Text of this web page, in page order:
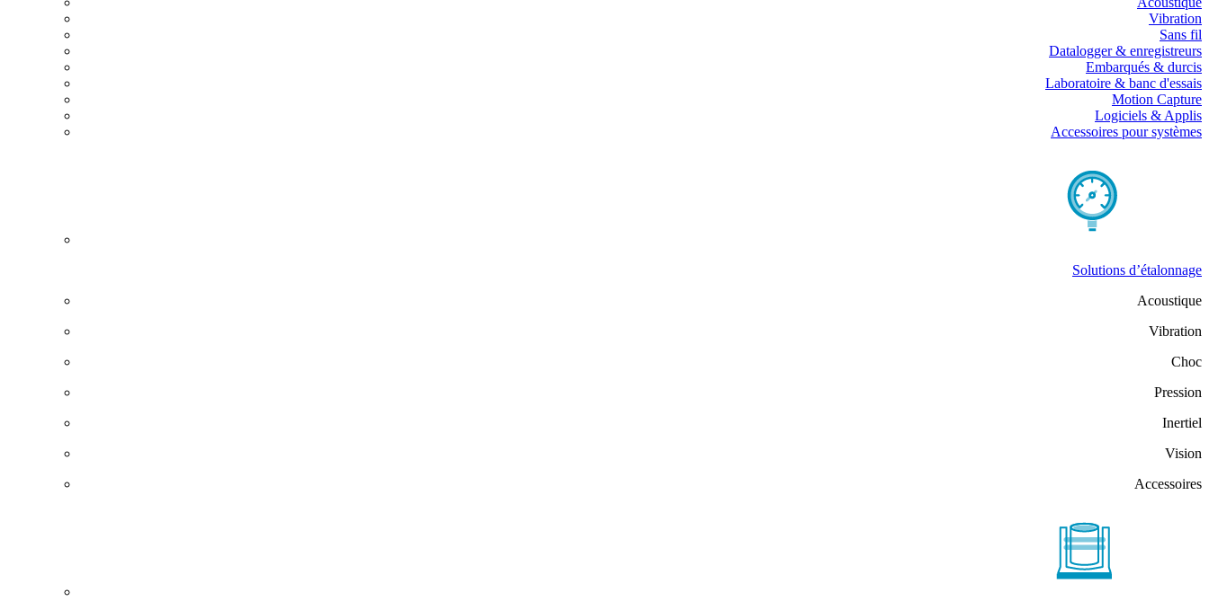
Vibration
Sans fil
Datalogger & enregistreurs
Embarqués & durcis
Laboratoire & banc d'essais
Motion Capture
Logiciels & Applis
Accessoires pour systèmes
Solutions d’étalonnage
Acoustique
Vibration
Choc
Pression
Inertiel
Vision
Accessoires